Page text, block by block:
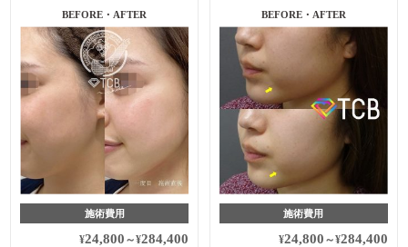
BEFORE・AFTER
施術費用
¥24,800 ～¥284,400
BEFORE・AFTER
施術費用
¥24,800 ～¥284,400